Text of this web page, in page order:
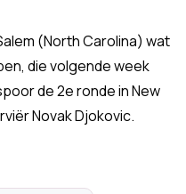
(North Carolina) wat
die volgende week
de 2e ronde in New
Novak Djokovic.